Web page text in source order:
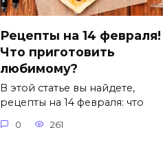
Рецепты на 14 февраля!
Что приготовить
любимому?
В этой статье вы найдете,
рецепты на 14 февраля: что
0 261